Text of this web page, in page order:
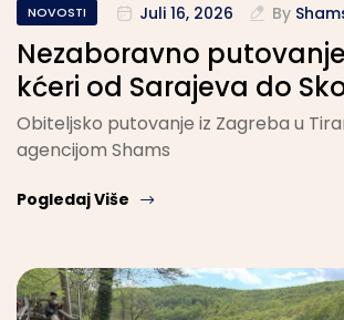
NOVOSTI Juli 16, 2026 By
Nezaboravno
kćeri od Sarajeva do
Obiteljsko putovanje iz Zagreba u
agencijom Shams
Pogledaj Više